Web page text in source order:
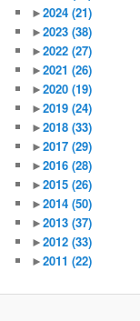
►2024(21)
►2023(38)
►2022(27)
►2021(26)
►2020(19)
►2019(24)
►2018(33)
►2017(29)
►2016(28)
►2015(26)
►2014(50)
►2013(37)
►2012(33)
►2011(22)